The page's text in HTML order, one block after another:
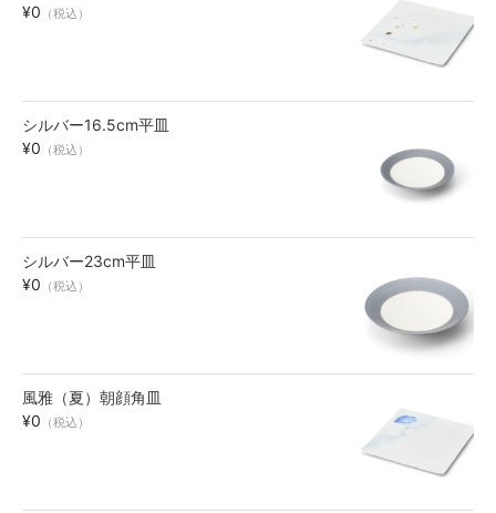
¥0 （税込）
シルバー16.5cm平皿
¥0 （税込）
シルバー23cm平皿
¥0 （税込）
風雅（夏）朝顔角皿
¥0 （税込）